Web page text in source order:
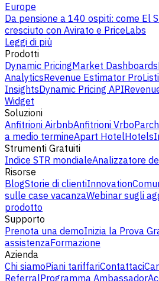
Europe
Da pensione a 140 ospiti: come El
cresciuto con Avirato e PriceLabs
Leggi di più
Prodotti
Dynamic PricingMarket Dashboards
AnalyticsRevenue Estimator Pro
InsightsDynamic Pricing API
Widget
Soluzioni
Anfitrioni AirbnbAnfitrioni Vrbo
a medio termineApart HotelHotels
Strumenti Gratuiti
Indice STR mondialeAnalizzatore
Risorse
BlogStorie di clientiInnovation
sulle case vacanzaWebinar sugli
prodotto
Supporto
Prenota una demoInizia la Prova
assistenzaFormazione
Azienda
Chi siamoPiani tariffariContattaci
ReferralProgramma Ambassador